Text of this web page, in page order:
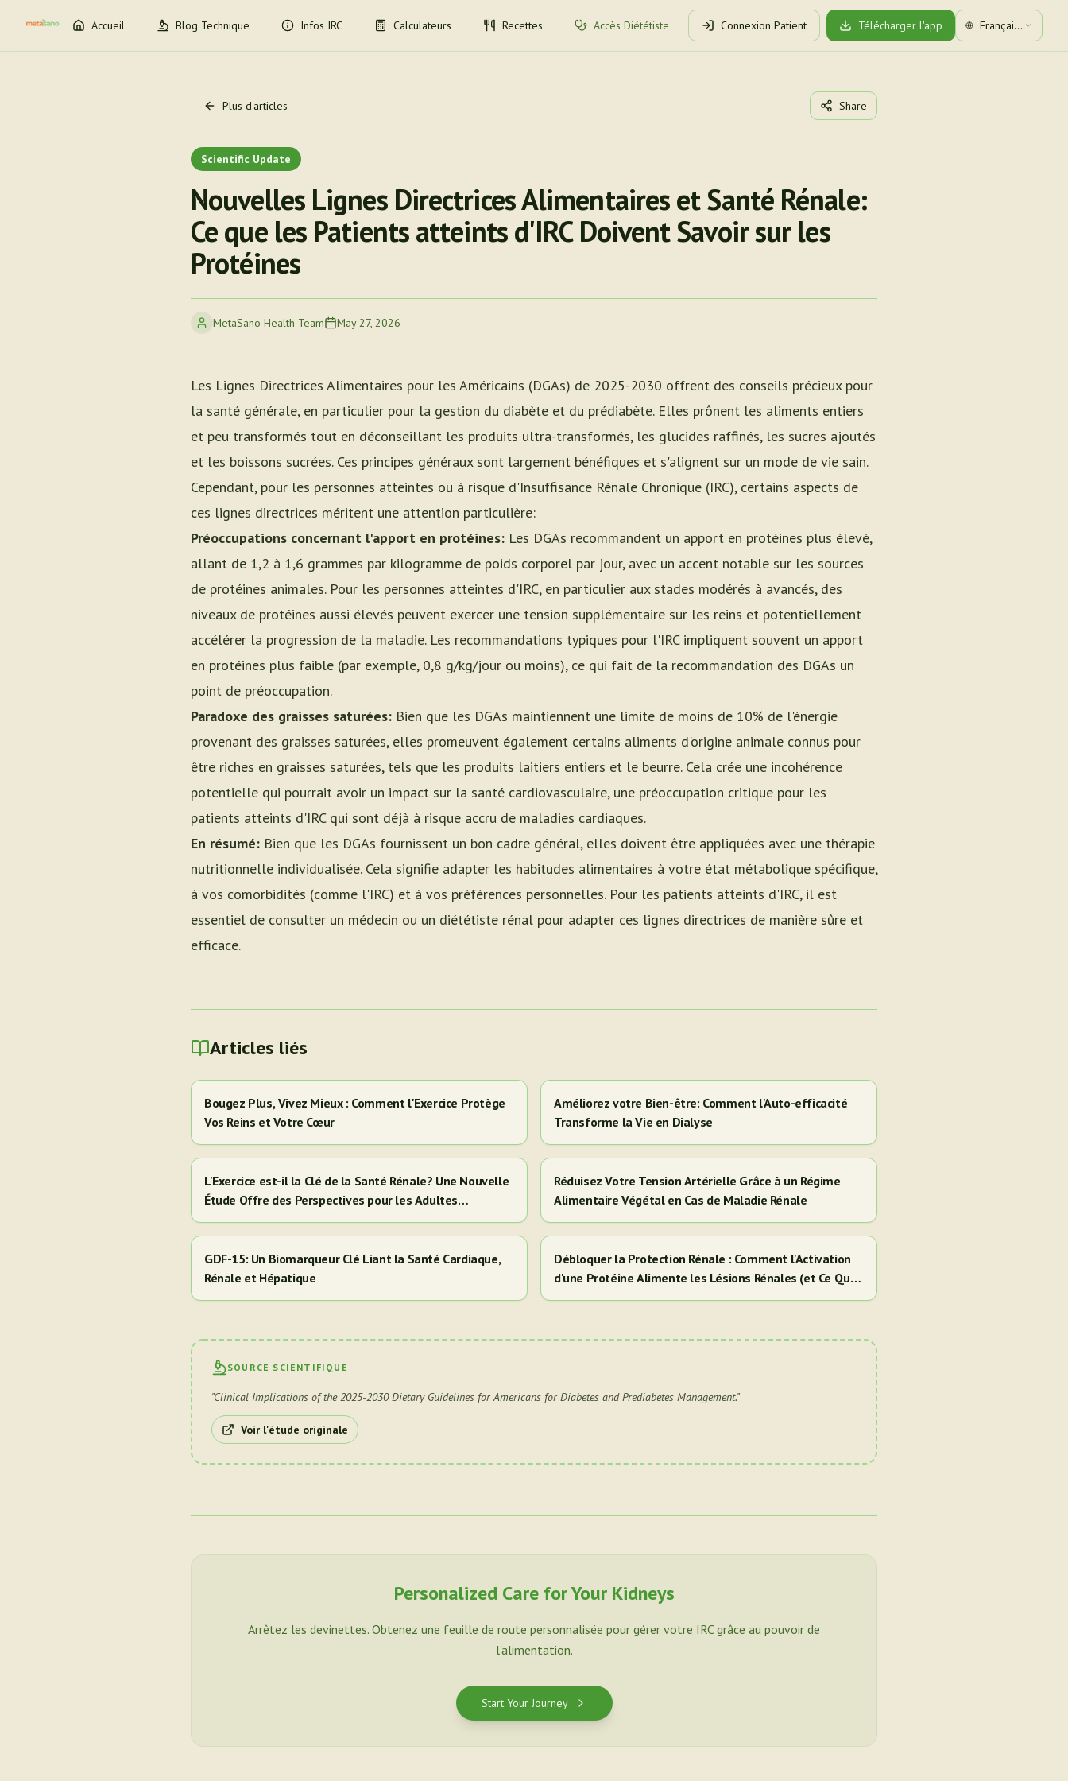
Accueil Blog Technique Infos IRC Calculateurs Recettes Accès Diététiste Connexion Patient Télécharger l'app
Français
(Canada)
Plus d'articles Share
Scientific Update
Nouvelles Lignes Directrices Alimentaires et Santé Rénale:
Ce que les Patients atteints d'IRC Doivent Savoir sur les
Protéines
MetaSano Health Team May 27, 2026
Les Lignes Directrices Alimentaires pour les Américains (DGAs) de 2025-2030 offrent des conseils précieux pour
la santé générale, en particulier pour la gestion du diabète et du prédiabète. Elles prônent les aliments entiers
et peu transformés tout en déconseillant les produits ultra-transformés, les glucides raffinés, les sucres ajoutés
et les boissons sucrées. Ces principes généraux sont largement bénéfiques et s'alignent sur un mode de vie sain.
Cependant, pour les personnes atteintes ou à risque d'Insuffisance Rénale Chronique (IRC), certains aspects de
ces lignes directrices méritent une attention particulière:
Préoccupations concernant l'apport en protéines: Les DGAs recommandent un apport en protéines plus élevé,
allant de 1,2 à 1,6 grammes par kilogramme de poids corporel par jour, avec un accent notable sur les sources
de protéines animales. Pour les personnes atteintes d'IRC, en particulier aux stades modérés à avancés, des
niveaux de protéines aussi élevés peuvent exercer une tension supplémentaire sur les reins et potentiellement
accélérer la progression de la maladie. Les recommandations typiques pour l'IRC impliquent souvent un apport
en protéines plus faible (par exemple, 0,8 g/kg/jour ou moins), ce qui fait de la recommandation des DGAs un
point de préoccupation.
Paradoxe des graisses saturées: Bien que les DGAs maintiennent une limite de moins de 10% de l'énergie
provenant des graisses saturées, elles promeuvent également certains aliments d'origine animale connus pour
être riches en graisses saturées, tels que les produits laitiers entiers et le beurre. Cela crée une incohérence
potentielle qui pourrait avoir un impact sur la santé cardiovasculaire, une préoccupation critique pour les
patients atteints d'IRC qui sont déjà à risque accru de maladies cardiaques.
En résumé: Bien que les DGAs fournissent un bon cadre général, elles doivent être appliquées avec une thérapie
nutritionnelle individualisée. Cela signifie adapter les habitudes alimentaires à votre état métabolique spécifique,
à vos comorbidités (comme l'IRC) et à vos préférences personnelles. Pour les patients atteints d'IRC, il est
essentiel de consulter un médecin ou un diététiste rénal pour adapter ces lignes directrices de manière sûre et
efficace.
Articles liés
Bougez Plus, Vivez Mieux : Comment l'Exercice Protège
Vos Reins et Votre Cœur
Améliorez votre Bien-être: Comment l'Auto-efficacité
Transforme la Vie en Dialyse
L'Exercice est-il la Clé de la Santé Rénale? Une Nouvelle
Étude Offre des Perspectives pour les Adultes
Hispaniques/Latinos
Réduisez Votre Tension Artérielle Grâce à un Régime
Alimentaire Végétal en Cas de Maladie Rénale
GDF-15: Un Biomarqueur Clé Liant la Santé Cardiaque,
Rénale et Hépatique
Débloquer la Protection Rénale : Comment l'Activation
d'une Protéine Alimente les Lésions Rénales (et Ce Que
Cela Signifie Pour Vous)
SOURCE SCIENTIFIQUE
"Clinical Implications of the 2025-2030 Dietary Guidelines for Americans for Diabetes and Prediabetes Management."
Voir l'étude originale
Personalized Care for Your Kidneys
Arrêtez les devinettes. Obtenez une feuille de route personnalisée pour gérer votre IRC grâce au pouvoir de
l'alimentation.
Start Your Journey